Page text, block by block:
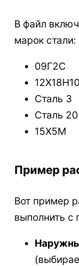
В файл
марок стали:
09Г2С
Сталь 3
Сталь 20
15Х5М
Пример
Вот пример
выполнить